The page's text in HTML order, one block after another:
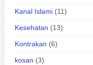
Kanal Islami (11)
Kesehatan (13)
Kontrakan (6)
kosan (3)